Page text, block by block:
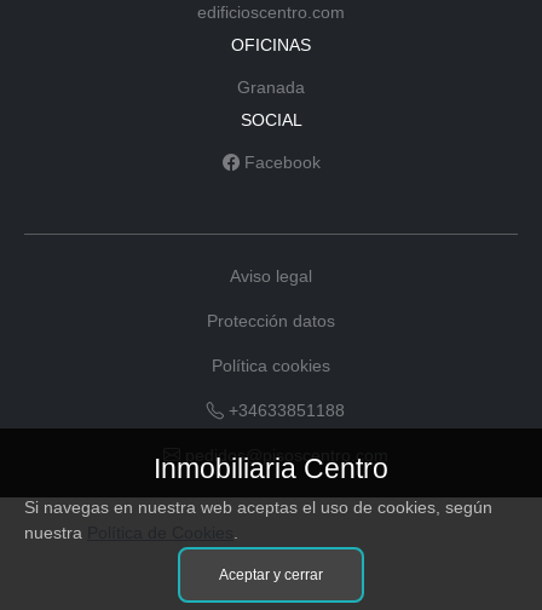
Inmobiliaria Centro
Si navegas en nuestra web aceptas el uso de cookies, según
nuestra
Aceptar y cerrar
edificioscentro.com
OFICINAS
Granada
SOCIAL
Facebook
Aviso legal
Protección datos
Política cookies
+34633851188
pedidos@pisoscentro.com